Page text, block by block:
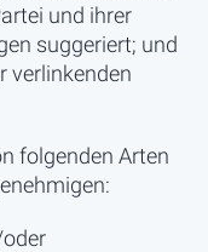
und ihrer
suggeriert; und
verlinkenden
folgenden Arten